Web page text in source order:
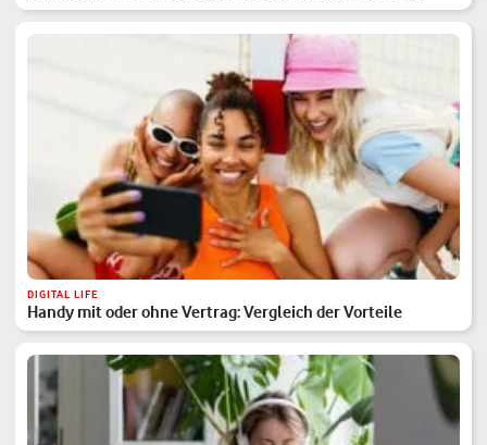
DIGITAL LIFE
Handy mit oder ohne Vertrag: Vergleich der Vorteile